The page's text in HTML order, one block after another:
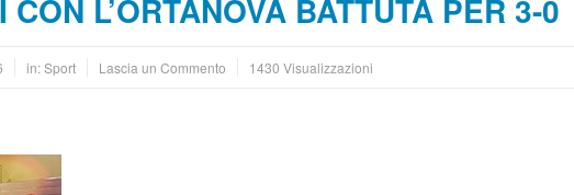
L’ORTANOVA BATTUTA PER 3-0
in:Sport Lascia un Commento 1430 Visualizzazioni